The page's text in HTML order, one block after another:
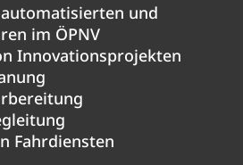
und
im ÖPNV
Innovationsprojekten
Fahrdiensten